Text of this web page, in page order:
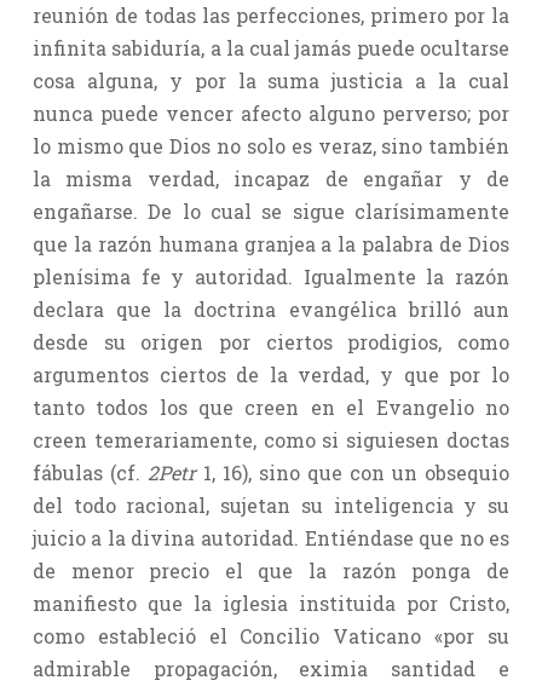
reunión de todas las perfecciones, primero por la
infinita sabiduría, a la cual jamás puede ocultarse
cosa alguna, y por la suma justicia a la cual
nunca puede vencer afecto alguno perverso; por
lo mismo que Dios no solo es veraz, sino también
la misma verdad, incapaz de engañar y de
engañarse. De lo cual se sigue clarísimamente
que la razón humana granjea a la palabra de Dios
plenísima fe y autoridad. Igualmente la razón
declara que la doctrina evangélica brilló aun
desde su origen por ciertos prodigios, como
argumentos ciertos de la verdad, y que por lo
tanto todos los que creen en el Evangelio no
creen temerariamente, como si siguiesen doctas
fábulas (cf. 2Petr1, 16), sino que con un obsequio
del todo racional, sujetan su inteligencia y su
juicio a la divina autoridad. Entiéndase que no es
de menor precio el que la razón ponga de
manifiesto que la iglesia instituida por Cristo,
como estableció el Concilio Vaticano «por su
admirable propagación, eximia santidad e